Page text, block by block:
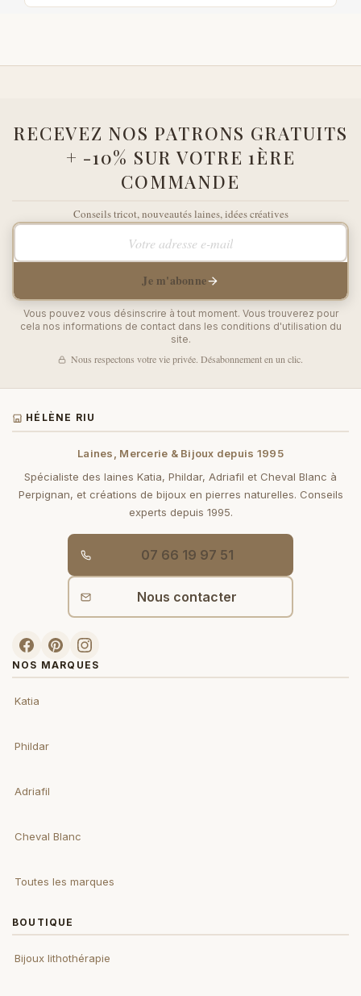
RECEVEZ NOS PATRONS GRATUITS
+ -10% SUR VOTRE 1ÈRE
COMMANDE
Conseils tricot, nouveautés laines, idées créatives
Votre adresse e-mail
Je m'abonne
Vous pouvez vous désinscrire à tout moment. Vous trouverez pour
cela nos informations de contact dans les conditions d'utilisation du
site.
Nous respectons votre vie privée. Désabonnement en un clic.
HÉLÈNE RIU
Laines, Mercerie & Bijoux depuis 1995
Spécialiste des laines Katia, Phildar, Adriafil et Cheval Blanc à
Perpignan, et créations de bijoux en pierres naturelles. Conseils
experts depuis 1995.
07 66 19 97 51
Nous contacter
NOS MARQUES
Katia
Phildar
Adriafil
Cheval Blanc
Toutes les marques
BOUTIQUE
Bijoux lithothérapie